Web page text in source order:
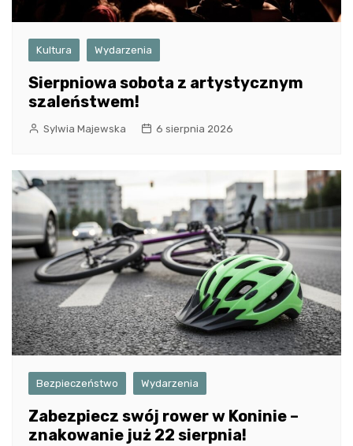
Kultura Wydarzenia
Sierpniowa sobota z artystycznym
szaleństwem!
Sylwia Majewska 6 sierpnia 2026
Bezpieczeństwo Wydarzenia
Zabezpiecz swój rower w Koninie –
znakowanie już 22 sierpnia!